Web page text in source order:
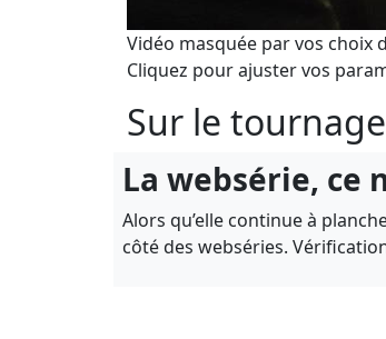
Vidéo masquée par vos choix
Cliquez pour ajuster vos
Sur le
La websérie, ce
Alors qu’elle continue à
côté des webséries.